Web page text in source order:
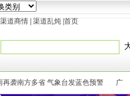
渠道商情 渠道乱炖 首页
再袭南方多省 气象台发蓝色预警
广